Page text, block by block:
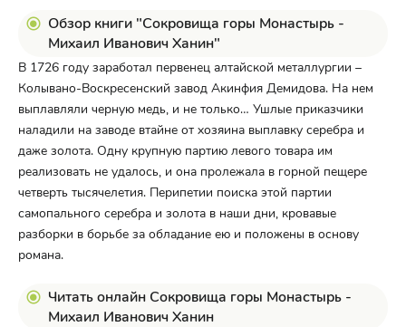
Обзор книги "Сокровища горы Монастырь -
Михаил Иванович Ханин"
В 1726 году заработал первенец алтайской металлургии –
Колывано-Воскресенский завод Акинфия Демидова. На нем
выплавляли черную медь, и не только… Ушлые приказчики
наладили на заводе втайне от хозяина выплавку серебра и
даже золота. Одну крупную партию левого товара им
реализовать не удалось, и она пролежала в горной пещере
четверть тысячелетия. Перипетии поиска этой партии
самопального серебра и золота в наши дни, кровавые
разборки в борьбе за обладание ею и положены в основу
романа.
Читать онлайн Сокровища горы Монастырь -
Михаил Иванович Ханин